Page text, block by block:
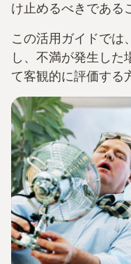
け止めるべきである
この活用ガイドでは
し、不満が発生した
て客観的に評価する